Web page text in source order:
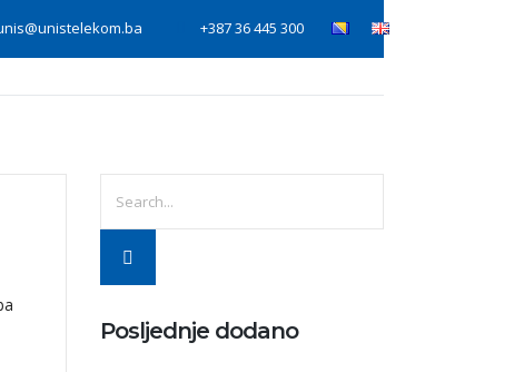
+387 36 445 300
Posljednje dodano